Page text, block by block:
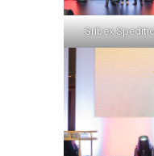
Gribex